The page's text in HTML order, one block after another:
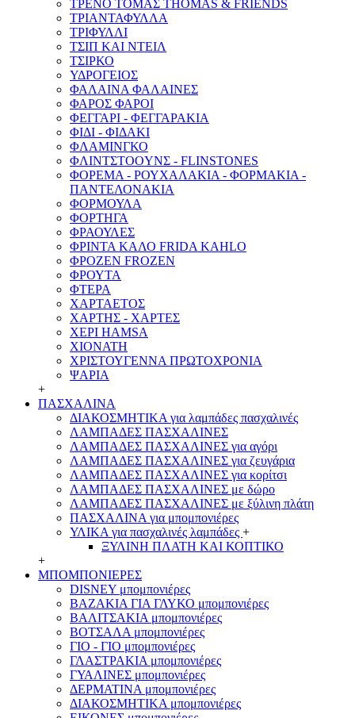
ΤΡΕΝΟ ΤΟΜΑΣ THOMAS & FRIENDS
ΤΡΙΑΝΤΑΦΥΛΛΑ
ΤΡΙΦΥΛΛΙ
ΤΣΙΠ ΚΑΙ ΝΤΕΙΛ
ΤΣΙΡΚΟ
ΥΔΡΟΓΕΙΟΣ
ΦΑΛΑΙΝΑ ΦΑΛΑΙΝΕΣ
ΦΑΡΟΣ ΦΑΡΟΙ
ΦΕΓΓΑΡΙ - ΦΕΓΓΑΡΑΚΙΑ
ΦΙΔΙ - ΦΙΔΑΚΙ
ΦΛΑΜΙΝΓΚΟ
ΦΛΙΝTΣΤΟOYΝΣ - FLINSTONES
ΦΟΡΕΜΑ - ΡΟΥΧΑΛΑΚΙΑ - ΦΟΡΜΑΚΙΑ -
ΠΑΝΤΕΛΟΝΑΚΙΑ
ΦΟΡΜΟΥΛΑ
ΦΟΡΤΗΓΑ
ΦΡΑΟΥΛΕΣ
ΦΡΙΝΤΑ ΚΑΛΟ FRIDA KAHLO
ΦΡΟΖΕΝ FROZEN
ΦΡΟΥΤΑ
ΦΤΕΡΑ
ΧΑΡΤΑΕΤΟΣ
ΧΑΡΤΗΣ - ΧΑΡΤΕΣ
ΧΕΡΙ HAMSA
ΧΙΟΝΑΤΗ
ΧΡΙΣΤΟΥΓΕΝΝΑ ΠΡΩΤΟΧΡΟΝΙΑ
ΨΑΡΙΑ
+
ΠΑΣΧΑΛΙΝΑ
ΔΙΑΚΟΣΜΗΤΙΚΑ για λαμπάδες πασχαλινές
ΛΑΜΠΑΔΕΣ ΠΑΣΧΑΛΙΝΕΣ
ΛΑΜΠΑΔΕΣ ΠΑΣΧΑΛΙΝΕΣ για αγόρι
ΛΑΜΠΑΔΕΣ ΠΑΣΧΑΛΙΝΕΣ για ζευγάρια
ΛΑΜΠΑΔΕΣ ΠΑΣΧΑΛΙΝΕΣ για κορίτσι
ΛΑΜΠΑΔΕΣ ΠΑΣΧΑΛΙΝΕΣ με δώρο
ΛΑΜΠΑΔΕΣ ΠΑΣΧΑΛΙΝΕΣ με ξύλινη πλάτη
ΠΑΣΧΑΛΙΝΑ για μπομπονιέρες
ΥΛΙΚΑ για πασχαλινές λαμπάδες +
ΞΥΛΙΝΗ ΠΛΑΤΗ ΚΑΙ ΚΟΠΤΙΚΟ
+
ΜΠΟΜΠΟΝΙΕΡΕΣ
DISNEY μπομπονιέρες
ΒΑΖΑΚΙΑ ΓΙΑ ΓΛΥΚΟ μπομπονιέρες
ΒΑΛΙΤΣΑΚΙΑ μπομπονιέρες
ΒΟΤΣΑΛΑ μπομπονιέρες
ΓΙΟ - ΓΙΟ μπομπονιέρες
ΓΛΑΣΤΡΑΚΙΑ μπομπονιέρες
ΓΥΑΛΙΝΕΣ μπομπονιέρες
ΔΕΡΜΑΤΙΝΑ μπομπονιέρες
ΔΙΑΚΟΣΜΗΤΙΚΑ μπομπονιέρες